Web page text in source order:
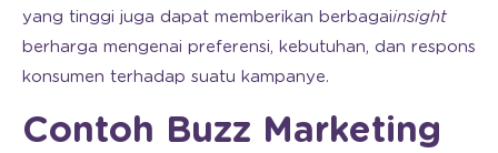
yang tinggi juga dapat memberikan berbagaiinsight
berharga mengenai preferensi, kebutuhan, dan respons
konsumen terhadap suatu kampanye.
Contoh Buzz Marketing